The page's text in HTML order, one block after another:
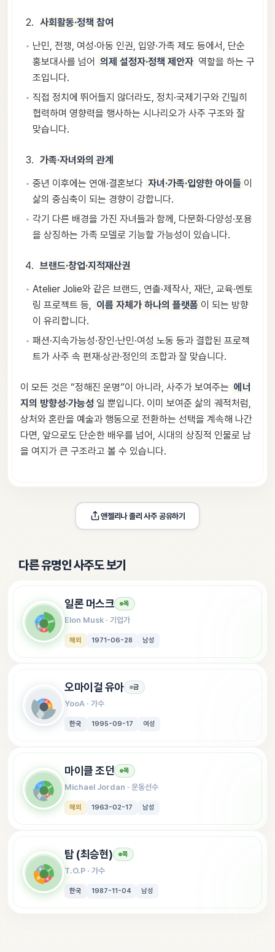
사회활동·정책 참여
난민, 전쟁, 여성·아동 인권, 입양·가족 제도 등에서, 단순
홍보대사를 넘어 의제 설정자·정책 제안자 역할을 하는 구
조입니다.
직접 정치에 뛰어들지 않더라도, 정치·국제기구와 긴밀히
협력하며 영향력을 행사하는 시나리오가 사주 구조와 잘
맞습니다.
가족·자녀와의 관계
중년 이후에는 연애·결혼보다 자녀·가족·입양한 아이들 이
삶의 중심축이 되는 경향이 강합니다.
각기 다른 배경을 가진 자녀들과 함께, 다문화·다양성·포용
을 상징하는 가족 모델로 기능할 가능성이 있습니다.
브랜드·창업·지적재산권
Atelier Jolie와 같은 브랜드, 연출·제작사, 재단, 교육·멘토
링 프로젝트 등, 이름 자체가 하나의 플랫폼 이 되는 방향
이 유리합니다.
패션·지속가능성·장인·난민·여성 노동 등과 결합된 프로젝
트가 사주 속 편재·상관·정인의 조합과 잘 맞습니다.
이 모든 것은 “정해진 운명”이 아니라, 사주가 보여주는 에너
지의 방향성·가능성 일 뿐입니다. 이미 보여준 삶의 궤적처럼,
상처와 혼란을 예술과 행동으로 전환하는 선택을 계속해 나간
다면, 앞으로도 단순한 배우를 넘어, 시대의 상징적 인물로 남
을 여지가 큰 구조라고 볼 수 있습니다.
앤젤리나 졸리 사주 공유하기
다른 유명인 사주도 보기
일론 머스크 목
Elon Musk · 기업가
해외 1971-06-28 남성
오마이걸 유아 금
YooA · 가수
한국 1995-09-17 여성
마이클 조던 목
Michael Jordan · 운동선수
해외 1963-02-17 남성
탑 (최승현) 목
T.O.P · 가수
한국 1987-11-04 남성